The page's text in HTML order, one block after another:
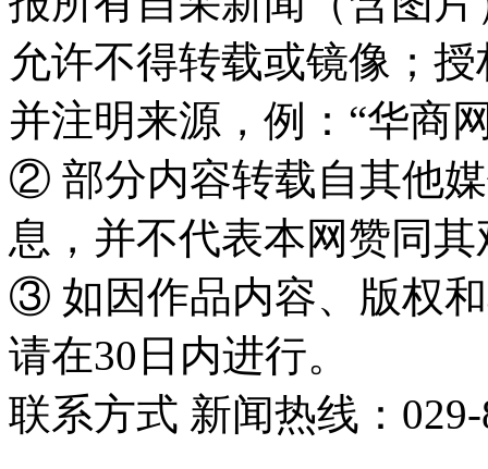
允许不得转载或镜像；
并注明来源，例：“华商
② 部分内容转载自其他
息，并不代表本网赞同
③ 如因作品内容、版权
请在30日内进行。
联系方式 新闻热线：029-